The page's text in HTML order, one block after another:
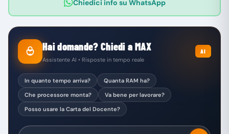
Chiedici info su WhatsApp
Hai domande? Chiedi a MAX
Assistente AI • Risposte in tempo reale
AI
In quanto tempo arriva?
Quanta RAM ha?
Che processore monta?
Va bene per lavorare?
Posso usare la Carta del Docente?